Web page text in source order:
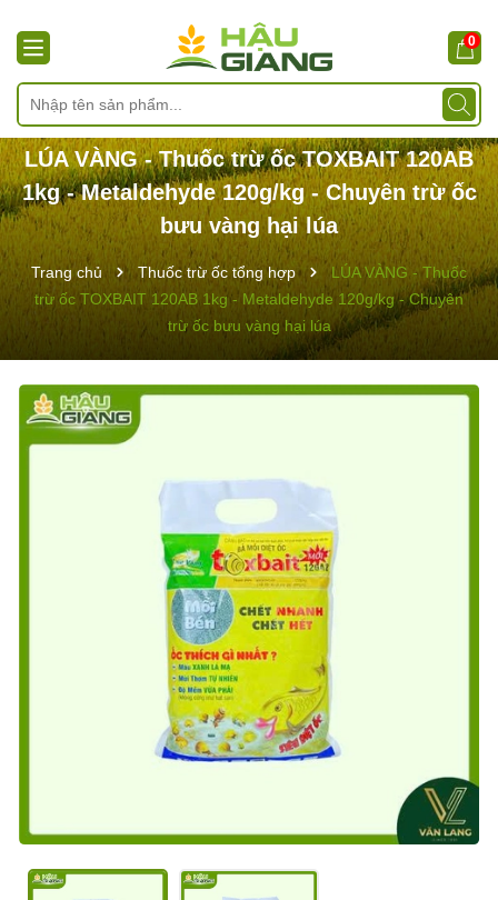
0
LÚA VÀNG - Thuốc trừ ốc TOXBAIT 120AB
1kg - Metaldehyde 120g/kg - Chuyên trừ ốc
bưu vàng hại lúa
Trang chủ Thuốc trừ ốc tổng hợp
LÚA VÀNG - Thuốc
trừ ốc TOXBAIT 120AB 1kg - Metaldehyde 120g/kg - Chuyên
trừ ốc bưu vàng hại lúa